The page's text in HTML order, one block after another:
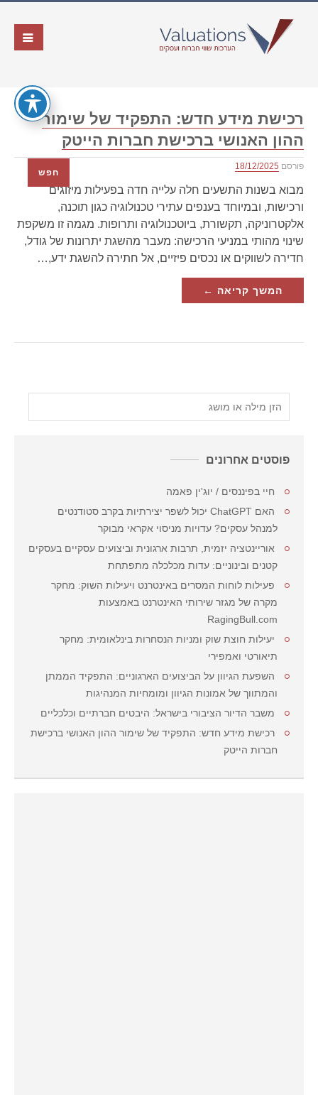
רכישת מידע חדש: התפקיד של שימור
ההון האנושי ברכישת חברות הייטק
פורסם 18/12/2025
מבוא בשנות התשעים חלה עלייה חדה בפעילות מיזוגים
ורכישות, ובמיוחד בענפים עתירי טכנולוגיה כגון תוכנה,
אלקטרוניקה, תקשורת, ביוטכנולוגיה ותרופות. מגמה זו משקפת
שינוי מהותי במניעי הרכישה: מעבר מהשגת יתרונות של גודל,
חדירה לשווקים או נכסים פיזיים, אל חתירה להשגת ידע,…
המשך קריאה ←
חפש
פוסטים אחרונים
חיי בפיננסים / יוג'ין פאמה
האם ChatGPT יכול לשפר יצירתיות בקרב סטודנטים
למנהל עסקים? עדויות מניסוי אקראי מבוקר
אוריינטציה יזמית, תרבות ארגונית וביצועים עסקיים בעסקים
קטנים ובינוניים: עדות מכלכלה מתפתחת
פעילות לוחות המסרים באינטרנט ויעילות השוק: מחקר
מקרה של מגזר שירותי האינטרנט באמצעות
RagingBull.com
יעילות חוצת שוק ומניות הנסחרות בינלאומית: מחקר
תיאורטי ואמפירי
השפעת הגיוון על הביצועים הארגוניים: התפקיד הממתן
והמתווך של אמונות הגיוון ומומחיות המנהיגות
משבר הדיור הציבורי בישראל: היבטים חברתיים וכלכליים
רכישת מידע חדש: התפקיד של שימור ההון האנושי ברכישת
חברות הייטק